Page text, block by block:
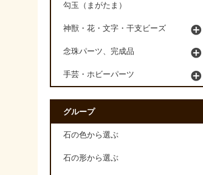
勾玉（まがたま）
神獣・花・文字・干支ビーズ
念珠パーツ、完成品
手芸・ホビーパーツ
グループ
石の色から選ぶ
石の形から選ぶ